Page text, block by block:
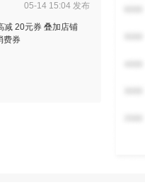
05-14 15:04 发布
减 20元券 叠加店铺
费券